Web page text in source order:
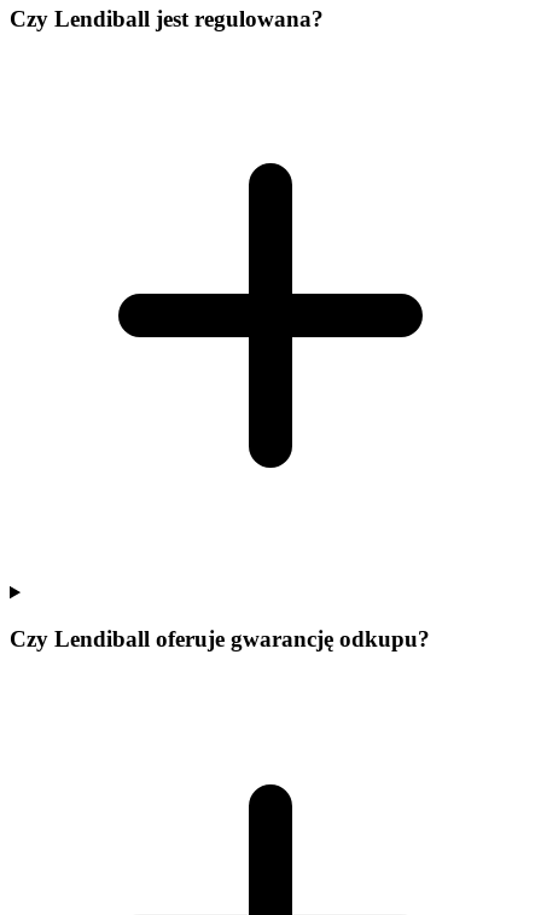
Czy Lendiball jest regulowana?
Czy Lendiball oferuje gwarancję odkupu?